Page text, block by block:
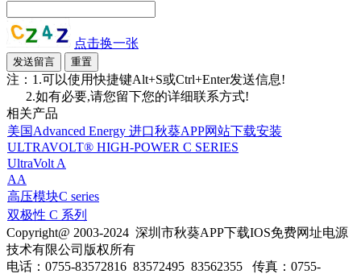
点击换一张
注：1.可以使用快捷键Alt+S或Ctrl+Enter发送信息!
2.如有必要,请您留下您的详细联系方式!
相关产品
美国Advanced Energy 进口秋葵APP网站下载安装
ULTRAVOLT® HIGH-POWER C SERIES
UltraVolt A
AA
高压模块C series
双极性 C 系列
Copyright@ 2003-2024 深圳市秋葵APP下载IOS免费网址电源
技术有限公司 版权所有
电话：0755-83572816 83572495 83562355
传真：0755-